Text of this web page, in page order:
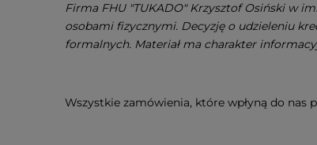
Firma FHU "TUKADO" Krzysztof Osiński w
osobami fizycznymi. Decyzję o udzieleniu
formalnych. Materiał ma charakter
Wszystkie zamówienia, które wpłyną do nas